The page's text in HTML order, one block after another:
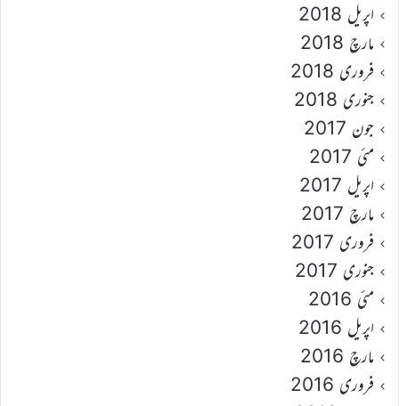
اپریل 2018
مارچ 2018
فروری 2018
جنوری 2018
جون 2017
مئی 2017
اپریل 2017
مارچ 2017
فروری 2017
جنوری 2017
مئی 2016
اپریل 2016
مارچ 2016
فروری 2016